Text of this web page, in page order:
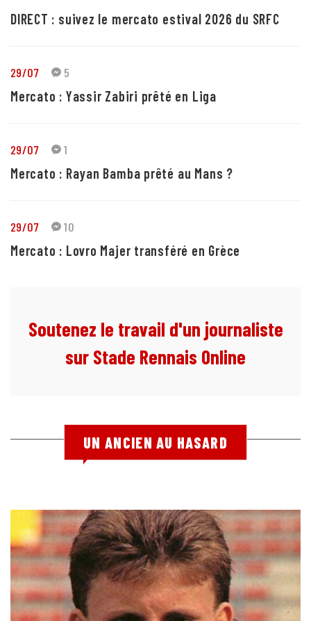
DIRECT : suivez le mercato estival 2026 du SRFC
29/07 5
Mercato : Yassir Zabiri prêté en Liga
29/07 1
Mercato : Rayan Bamba prêté au Mans ?
29/07 10
Mercato : Lovro Majer transféré en Grèce
Soutenez le travail d'un journaliste
sur Stade Rennais Online
UN ANCIEN AU HASARD